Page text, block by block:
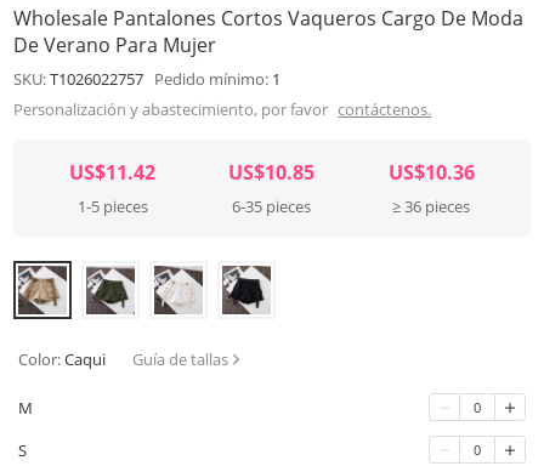
Wholesale Pantalones Cortos Vaqueros Cargo De Moda
De Verano Para Mujer
SKU:T1026022757 Pedido mínimo: 1
Personalización y abastecimiento, por favor contáctenos.
US$11.42
1-5 pieces
US$10.85
6-35 pieces
US$10.36
≥ 36 pieces
Color:Caqui Guía de tallas
M 0
S 0